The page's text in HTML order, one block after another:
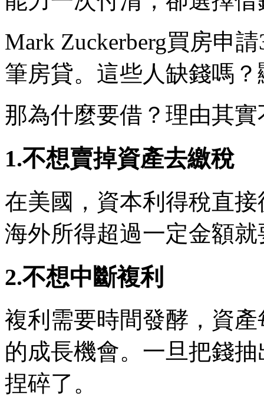
Mark Zuckerberg買房申
筆房貸。這些人缺錢嗎
那為什麼要借？理由其
1.不想賣掉資產去繳稅
在美國，資本利得稅直
海外所得超過一定金額
2.不想中斷複利
複利需要時間發酵，資
的成長機會。一旦把錢
捏碎了。